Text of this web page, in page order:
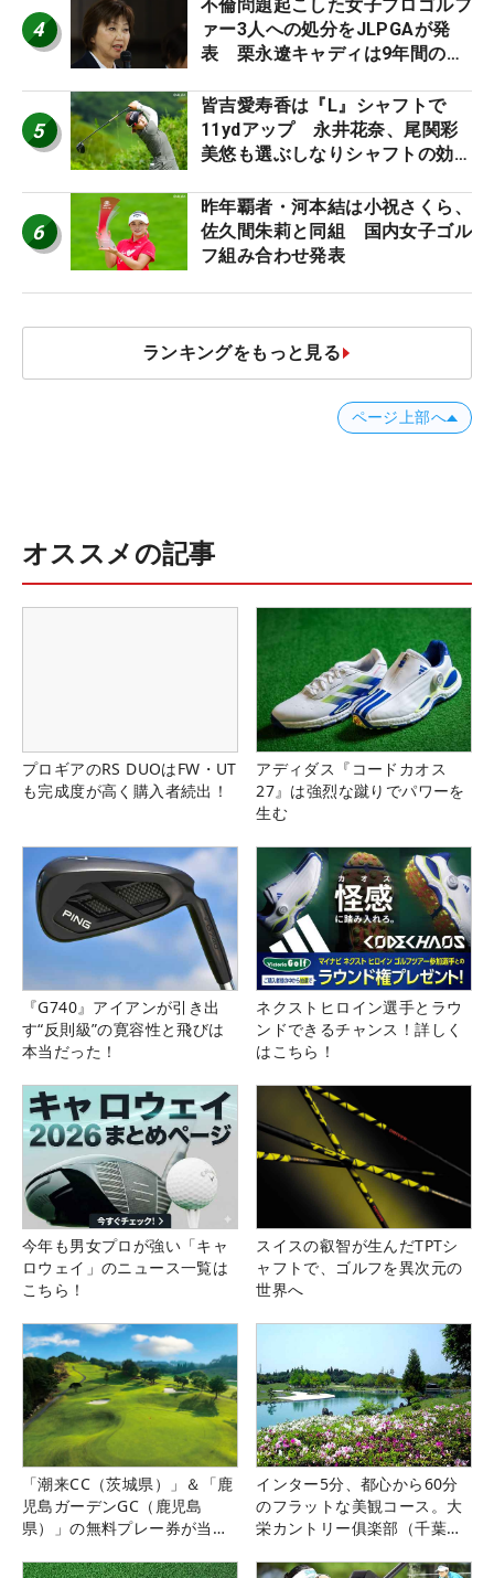
4
不倫問題起こした女子プロゴルフ
ァー3人への処分をJLPGAが発
表 栗永遼キャディは9年間の立
5
皆吉愛寿香は『L』シャフトで
11ydアップ 永井花奈、尾関彩
美悠も選ぶしなりシャフトの効果
ア”】
6
昨年覇者・河本結は小祝さくら、
佐久間朱莉と同組 国内女子ゴル
フ組み合わせ発表
ランキングをもっと見る
ページ上部へ
オススメの記事
プロギアのRS DUOはFW・UT
も完成度が高く購入者続出！
アディダス『コードカオス
27』は強烈な蹴りでパワーを
生む
『G740』アイアンが引き出
す“反則級”の寛容性と飛びは
本当だった！
ネクストヒロイン選手とラウ
ンドできるチャンス！詳しく
はこちら！
今年も男女プロが強い「キャ
ロウェイ」のニュース一覧は
こちら！
スイスの叡智が生んだTPTシ
ャフトで、ゴルフを異次元の
世界へ
「潮来CC（茨城県）」＆「鹿
児島ガーデンGC（鹿児島
県）」の無料プレー券が当た
インター5分、都心から60分
のフラットな美観コース。大
栄カントリー俱楽部（千葉